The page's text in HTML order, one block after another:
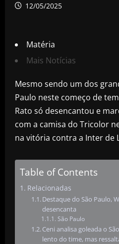
12/05/2025
Matéria
Mais Notícias
Mesmo sendo um dos
Paulo neste começo de
Rato só desencantou e
com a camisa do Tricolor
na vitória contra a Inter de
Table of Contents
Relacionadas
Destaque do São Paulo,
desencanta
São Paulo
Ceni analisa goleada o
lento do time, mas